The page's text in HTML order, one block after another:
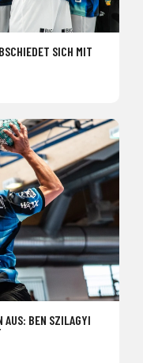
SICH MIT
AUS: BEN SZILAGYI